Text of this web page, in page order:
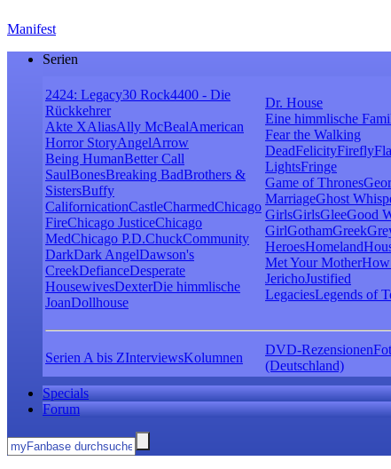
Manifest
Serien
2424: Legacy30 Rock4400 - Die
Rückkehrer
Akte XAliasAlly McBealAmerican
Horror StoryAngelArrow
Being HumanBetter Call
SaulBonesBreaking BadBrothers &
SistersBuffy
CalifornicationCastleCharmedChicago
FireChicago JusticeChicago
MedChicago P.D.ChuckCommunity
DarkDark AngelDawson's
CreekDefianceDesperate
HousewivesDexterDie himmlische
JoanDollhouse
Dr. House
Eine himmlische
Fear the Walking
DeadFelicityFirefly
LightsFringe
Game of Thrones
MarriageGhost
GirlsGirlsGleeGood
GirlGothamGreek
HeroesHomeland
Met Your Mother
JerichoJustified
LegaciesLegends of
Serien A bis ZInterviewsKolumnen
DVD-Rezensionen
(Deutschland)
Specials
Forum